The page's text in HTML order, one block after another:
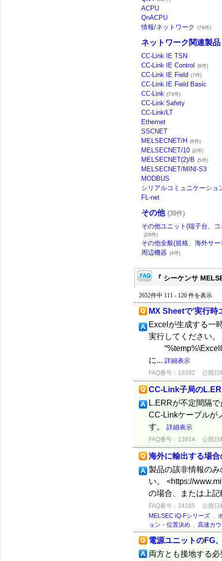
ACPU
QnACPU
情報/ネットワーク
(79件)
ネットワーク関連製品
CC-Link IE TSN
CC-Link IE Control
(8件)
CC-Link IE Field (7件)
CC-Link IE Field Basic
CC-Link (73件)
CC-Link Safety
CC-Link/LT
Ethernet
SSCNET
MELSECNET/H (6件)
MELSECNET/10 (2件)
MELSECNET(2)/B (5件)
MELSECNET/MINI-S3
MODBUS
シリアルコミュニケーショ
FL-net
その他 (39件)
その他ユニット(端子台、
(29件)
その他全般(規格、海外サ
周辺機器 (4件)
『 シーケンサ
2652件中 111 - 120 件を表示
MX Sheetで‘実行
Excelが生成する一
実行してください。
に... 詳細表示
FAQ番号：19382 公開日
CC-Link子局の
L.ERRが不定間隔
CC-Linkケーブルが
す。 詳細表示
FAQ番号：13914 公開日
海外に輸出する場
製品の該非情報の
い。 <https://
の場合、または上
FAQ番号：24185
公開日
MELSEC iQ-Fシリーズ ,
ョン・位置決め , 高速カ
電源ユニットのFG
両方とも接地する